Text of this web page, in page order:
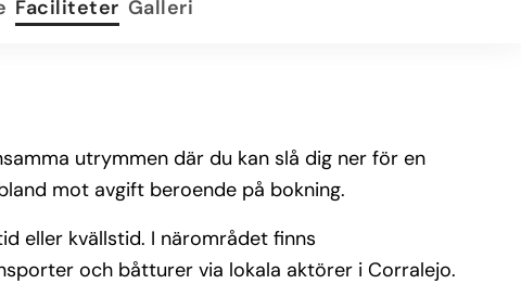
Faciliteter Galleri
utrymmen där du kan slå dig ner för en
mot avgift beroende på bokning.
eller kvällstid. I närområdet finns
och båtturer via lokala aktörer i Corralejo.